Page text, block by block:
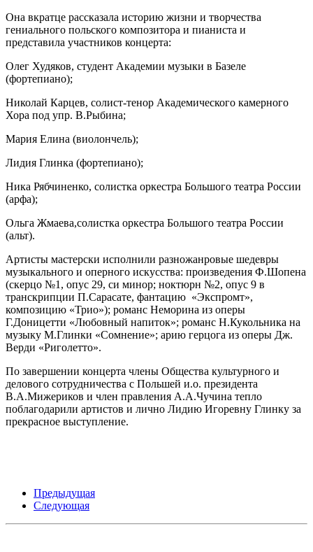
Она вкратце рассказала историю жизни и творчества
гениального польского композитора и пианиста и
представила участников концерта:
Олег Худяков, студент Академии музыки в Базеле
(фортепиано);
Николай Карцев, солист-тенор Академического камерного
Хора под упр. В.Рыбина;
Мария Елина (виолончель);
Лидия Глинка (фортепиано);
Ника Рябчиненко, солистка оркестра Большого театра России
(арфа);
Ольга Жмаева,солистка оркестра Большого театра России
(альт).
Артисты мастерски исполнили разножанровые шедевры
музыкального и оперного искусства: произведения Ф.Шопена
(скерцо №1, опус 29, си минор; ноктюрн №2, опус 9 в
транскрипции П.Сарасате, фантацию «Экспромт»,
композицию «Трио»); романс Неморина из оперы
Г.Доницетти «Любовный напиток»; романс Н.Кукольника на
музыку М.Глинки «Сомнение»; арию герцога из оперы Дж.
Верди «Риголетто».
По завершении концерта члены Общества культурного и
делового сотрудничества с Польшей и.о. президента
В.А.Мижериков и член правления А.А.Чучина тепло
поблагодарили артистов и лично Лидию Игоревну Глинку за
прекрасное выступление.
Предыдущая
Следующая